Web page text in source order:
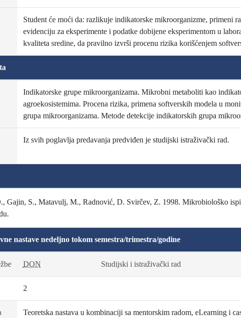
Student će moći da: razlikuje indikatorske mikroorganizme, primeni
evidenciju za eksperimente i podatke dobijene eksperimentom u
kvaliteta sredine, da pravilno izvrši procenu rizika korišćenjem
Indikatorske grupe mikroorganizama. Mikrobni metaboliti kao
agroekosistemima. Procena rizika, primena softverskih modela u
grupa mikroorganizama. Metode detekcije indikatorskih grupa
Iz svih poglavlja predavanja predviđen je studijski istraživački rad.
Gajin, S., Matavulj, M., Radnović, D. Svirčev, Z. 1998. Mikrobiološko
nastave nedeljno tokom semestra/trimestra/godine
DON Studijski i istraživački rad
2
Teoretska nastava u kombinaciji sa mentorskim radom, eLearning i